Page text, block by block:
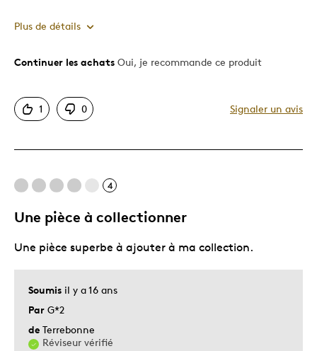
Plus de détails
Le pour
Les meilleures utilisations
Décrivez-vous Guidé par la qualité
Continuer les achats Oui, je recommande ce produit
1 0 Signaler un avis
4
Une pièce à collectionner
Soumis il y a 16 ans
Par G*2
de Terrebonne
Réviseur vérifié
Une pièce superbe à ajouter à ma collection.